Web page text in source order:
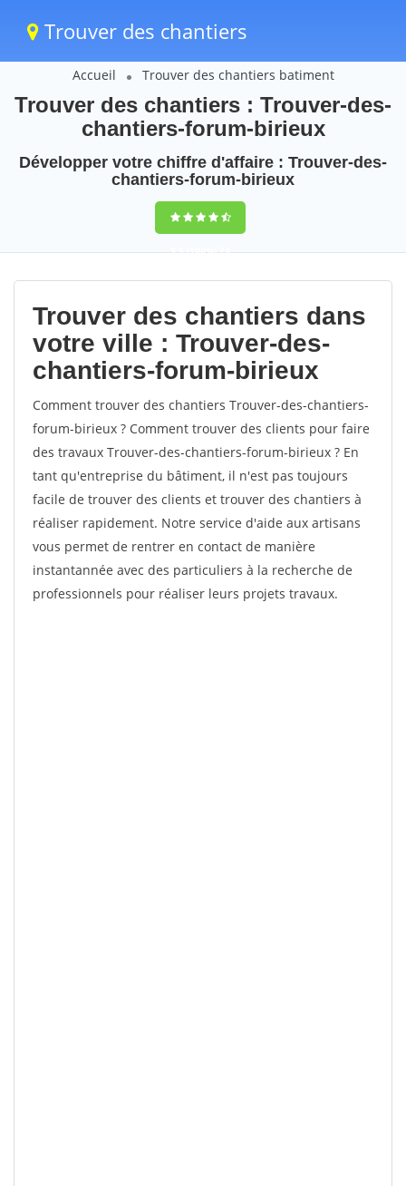
Trouver des chantiers
Accueil Trouver des chantiers batiment
Trouver des chantiers : Trouver-des-
chantiers-forum-birieux
Développer votre chiffre d'affaire : Trouver-des-
chantiers-forum-birieux
9,5(100%)74
votes
Trouver des chantiers dans
votre ville : Trouver-des-
chantiers-forum-birieux
Comment trouver des chantiers Trouver-des-chantiers-
forum-birieux ? Comment trouver des clients pour faire
des travaux Trouver-des-chantiers-forum-birieux ? En
tant qu'entreprise du bâtiment, il n'est pas toujours
facile de trouver des clients et trouver des chantiers à
réaliser rapidement. Notre service d'aide aux artisans
vous permet de rentrer en contact de manière
instantannée avec des particuliers à la recherche de
professionnels pour réaliser leurs projets travaux.